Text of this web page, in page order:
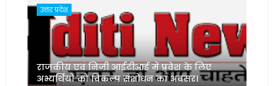
उत्तर प्रदेश
‌राजकीय एवं निजी आईटीआई में प्रवेश के लिए
अभ्यर्थियों को विकल्प संशोधन का अवसर।